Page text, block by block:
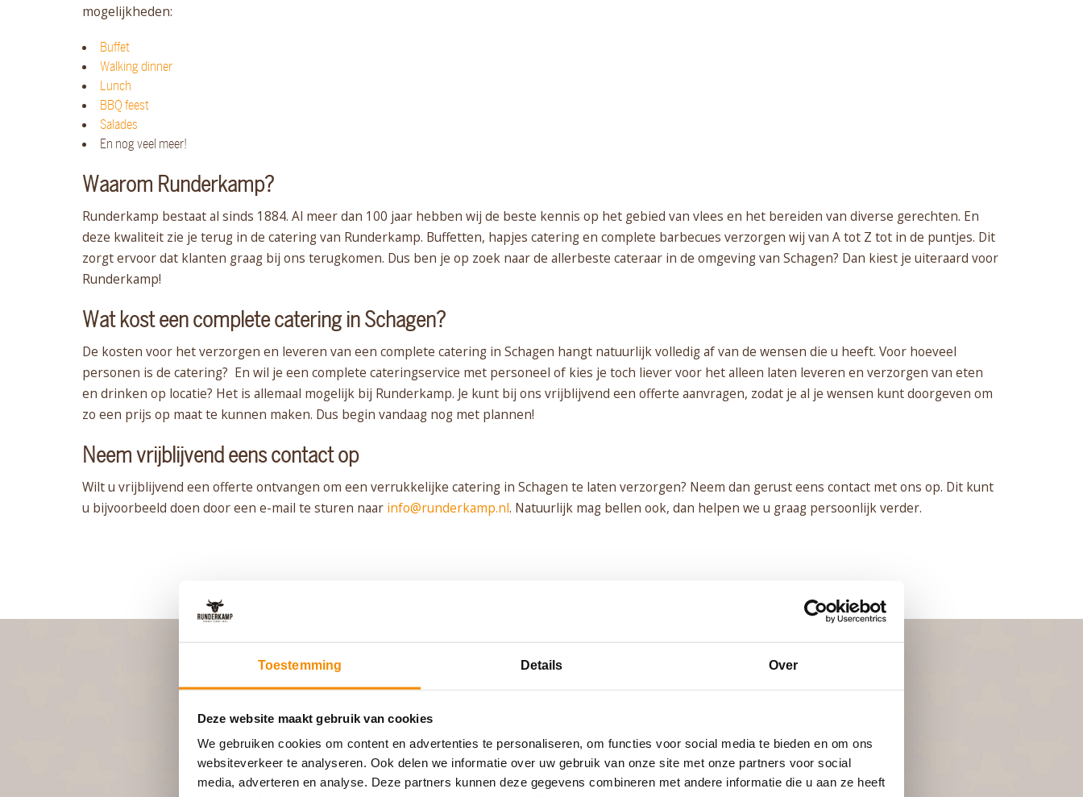
Toestemming Details Over
Deze website maakt gebruik van cookies
We gebruiken cookies om content en advertenties te personaliseren, om functies voor social media te bieden en om ons
websiteverkeer te analyseren. Ook delen we informatie over uw gebruik van onze site met onze partners voor social
media, adverteren en analyse. Deze partners kunnen deze gegevens combineren met andere informatie die u aan ze heeft
mogelijkheden:
Buffet
Walking dinner
Lunch
BBQ feest
Salades
En nog veel meer!
Waarom Runderkamp?
Runderkamp bestaat al sinds 1884. Al meer dan 100 jaar hebben wij de beste kennis op het gebied van vlees en het bereiden van diverse gerechten. En
deze kwaliteit zie je terug in de catering van Runderkamp. Buffetten, hapjes catering en complete barbecues verzorgen wij van A tot Z tot in de puntjes. Dit
zorgt ervoor dat klanten graag bij ons terugkomen. Dus ben je op zoek naar de allerbeste cateraar in de omgeving van Schagen? Dan kiest je uiteraard voor
Runderkamp!
Wat kost een complete catering in Schagen?
De kosten voor het verzorgen en leveren van een complete catering in Schagen hangt natuurlijk volledig af van de wensen die u heeft. Voor hoeveel
personen is de catering? En wil je een complete cateringservice met personeel of kies je toch liever voor het alleen laten leveren en verzorgen van eten
en drinken op locatie? Het is allemaal mogelijk bij Runderkamp. Je kunt bij ons vrijblijvend een offerte aanvragen, zodat je al je wensen kunt doorgeven om
zo een prijs op maat te kunnen maken. Dus begin vandaag nog met plannen!
Neem vrijblijvend eens contact op
Wilt u vrijblijvend een offerte ontvangen om een verrukkelijke catering in Schagen te laten verzorgen? Neem dan gerust eens contact met ons op. Dit kunt
u bijvoorbeeld doen door een e-mail te sturen naar info@runderkamp.nl. Natuurlijk mag bellen ook, dan helpen we u graag persoonlijk verder.
PLAN JOUW FEEST
In 4 stappen een offerte op maat
Geheel vrijblijvend